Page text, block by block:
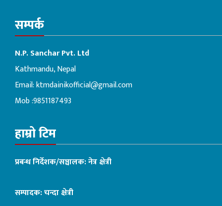
सम्पर्क
N.P. Sanchar Pvt. Ltd
Kathmandu, Nepal
Email:ktmdainikofficial@gmail.com
Mob :9851187493
हाम्रो टिम
प्रबन्ध निर्देशक/सञ्चालक: नेत्र क्षेत्री
सम्पादक: चन्दा क्षेत्री